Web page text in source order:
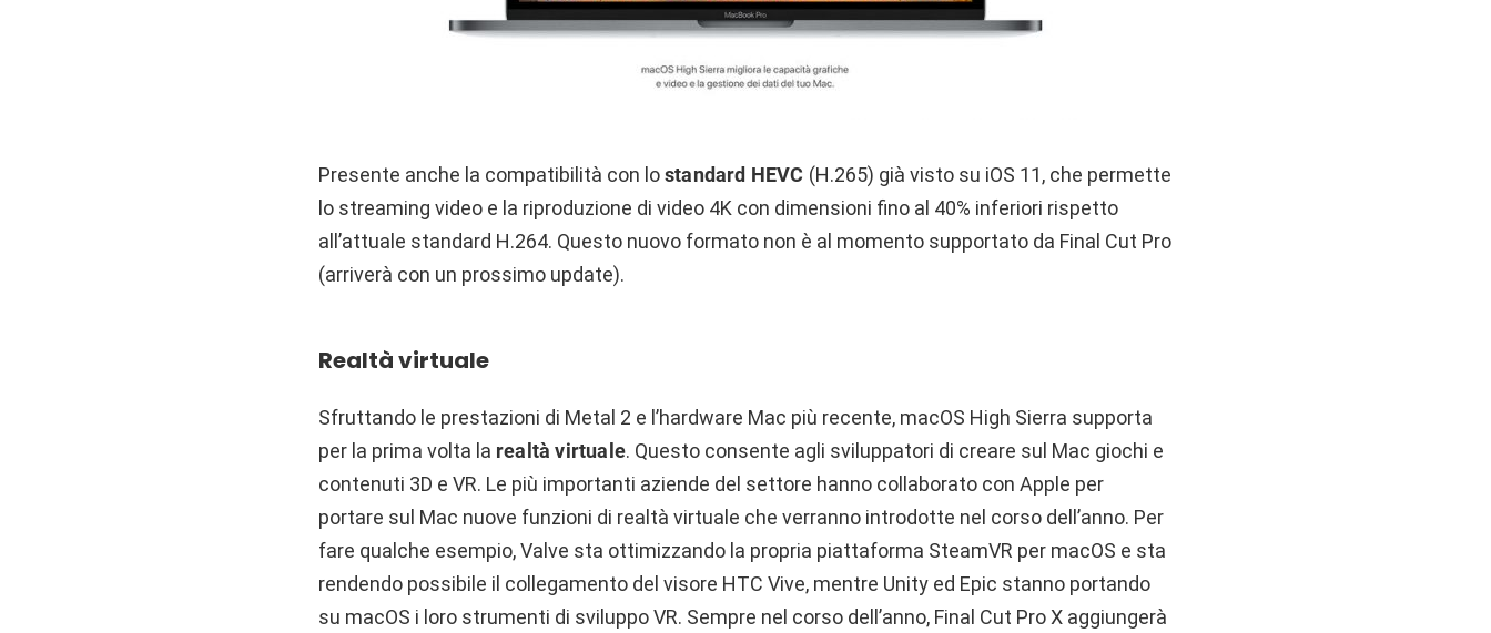
Presente anche la compatibilità con lostandard HEVC (H.265) già visto su iOS 11, che permette
lo streaming video e la riproduzione di video 4K con dimensioni fino al 40% inferiori rispetto
all’attuale standard H.264. Questo nuovo formato non è al momento supportato da Final Cut Pro
(arriverà con un prossimo update).
Realtà virtuale
Sfruttando le prestazioni di Metal 2 e l’hardware Mac più recente, macOS High Sierra supporta
per la prima volta la realtà virtuale. Questo consente agli sviluppatori di creare sul Mac giochi e
contenuti 3D e VR. Le più importanti aziende del settore hanno collaborato con Apple per
portare sul Mac nuove funzioni di realtà virtuale che verranno introdotte nel corso dell’anno. Per
fare qualche esempio, Valve sta ottimizzando la propria piattaforma SteamVR per macOS e sta
rendendo possibile il collegamento del visore HTC Vive, mentre Unity ed Epic stanno portando
su macOS i loro strumenti di sviluppo VR. Sempre nel corso dell’anno, Final Cut Pro X aggiungerà